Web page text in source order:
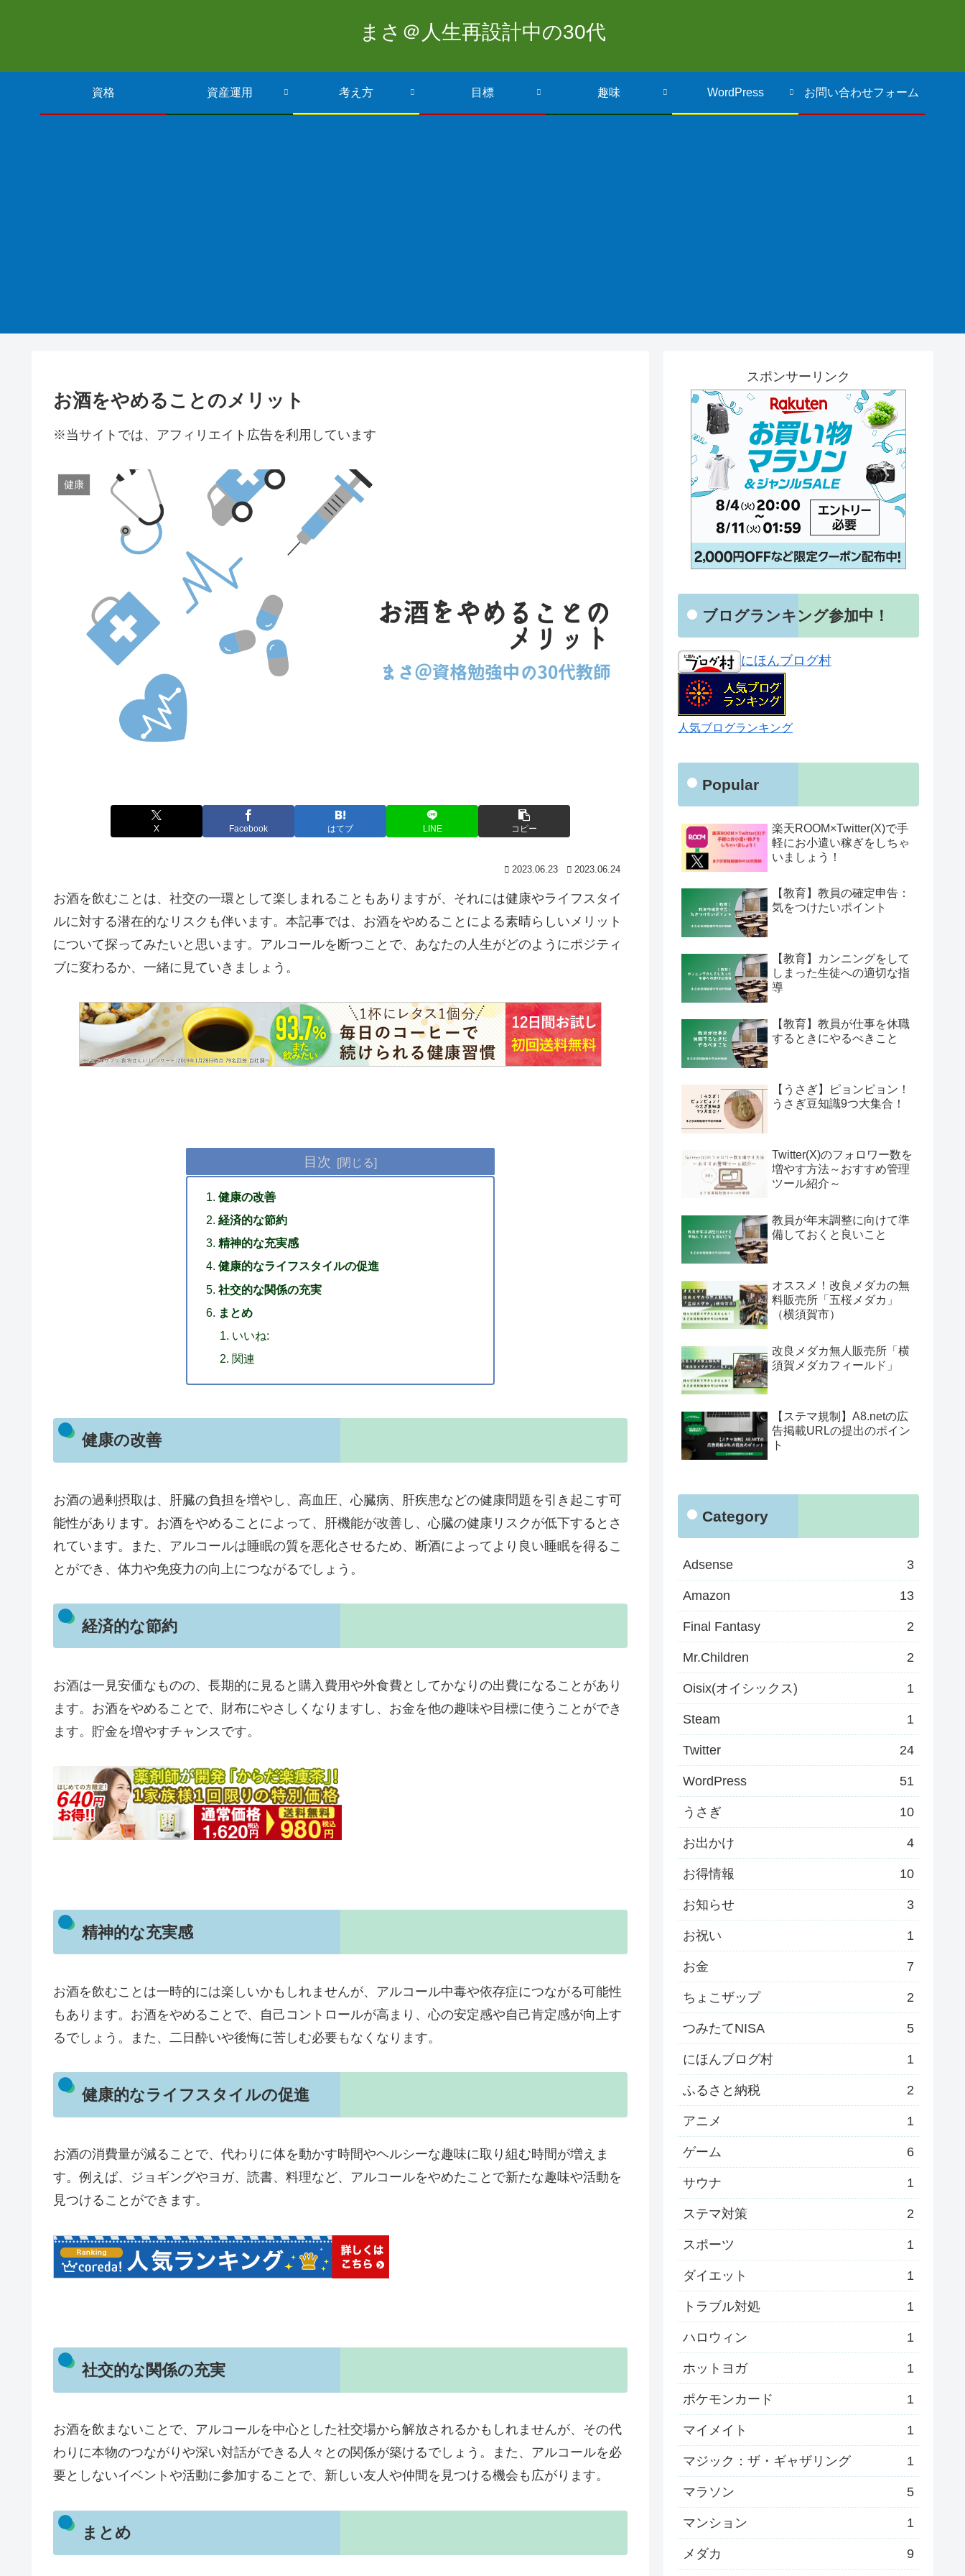
まさ＠人生再設計中の30代
資格 資産運用 考え方 目標 趣味 WordPress お問い合わせフォーム
お酒をやめることのメリット
※当サイトでは、アフィリエイト広告を利用しています
健康
X Facebook はてブ LINE コピー
2023.06.23 2023.06.24
お酒を飲むことは、社交の一環として楽しまれることもありますが、それには健康やライフスタイ
ルに対する潜在的なリスクも伴います。本記事では、お酒をやめることによる素晴らしいメリット
について探ってみたいと思います。アルコールを断つことで、あなたの人生がどのようにポジティ
ブに変わるか、一緒に見ていきましょう。
目次
健康の改善
経済的な節約
精神的な充実感
健康的なライフスタイルの促進
社交的な関係の充実
まとめ
いいね:
関連
健康の改善
お酒の過剰摂取は、肝臓の負担を増やし、高血圧、心臓病、肝疾患などの健康問題を引き起こす可
能性があります。お酒をやめることによって、肝機能が改善し、心臓の健康リスクが低下するとさ
れています。また、アルコールは睡眠の質を悪化させるため、断酒によってより良い睡眠を得るこ
とができ、体力や免疫力の向上につながるでしょう。
経済的な節約
お酒は一見安価なものの、長期的に見ると購入費用や外食費としてかなりの出費になることがあり
ます。お酒をやめることで、財布にやさしくなりますし、お金を他の趣味や目標に使うことができ
ます。貯金を増やすチャンスです。
精神的な充実感
お酒を飲むことは一時的には楽しいかもしれませんが、アルコール中毒や依存症につながる可能性
もあります。お酒をやめることで、自己コントロールが高まり、心の安定感や自己肯定感が向上す
るでしょう。また、二日酔いや後悔に苦しむ必要もなくなります。
健康的なライフスタイルの促進
お酒の消費量が減ることで、代わりに体を動かす時間やヘルシーな趣味に取り組む時間が増えま
す。例えば、ジョギングやヨガ、読書、料理など、アルコールをやめたことで新たな趣味や活動を
見つけることができます。
社交的な関係の充実
お酒を飲まないことで、アルコールを中心とした社交場から解放されるかもしれませんが、その代
わりに本物のつながりや深い対話ができる人々との関係が築けるでしょう。また、アルコールを必
要としないイベントや活動に参加することで、新しい友人や仲間を見つける機会も広がります。
まとめ
スポンサーリンク
ブログランキング参加中！
にほんブログ村
人気ブログランキング
Popular
楽天ROOM×Twitter(X)で手
軽にお小遣い稼ぎをしちゃ
いましょう！
【教育】教員の確定申告：
気をつけたいポイント
【教育】カンニングをして
しまった生徒への適切な指
導
【教育】教員が仕事を休職
するときにやるべきこと
【うさぎ】ピョンピョン！
うさぎ豆知識9つ大集合！
Twitter(X)のフォロワー数を
増やす方法～おすすめ管理
ツール紹介～
教員が年末調整に向けて準
備しておくと良いこと
オススメ！改良メダカの無
料販売所「五桜メダカ」
（横須賀市）
改良メダカ無人販売所「横
須賀メダカフィールド」
【ステマ規制】A8.netの広
告掲載URLの提出のポイン
ト
Category
Adsense 3
Amazon 13
Final Fantasy 2
Mr.Children 2
Oisix(オイシックス) 1
Steam 1
Twitter 24
WordPress 51
うさぎ 10
お出かけ 4
お得情報 10
お知らせ 3
お祝い 1
お金 7
ちょこザップ 2
つみたてNISA 5
にほんブログ村 1
ふるさと納税 2
アニメ 1
ゲーム 6
サウナ 1
ステマ対策 2
スポーツ 1
ダイエット 1
トラブル対処 1
ハロウィン 1
ホットヨガ 1
ポケモンカード 1
マイメイト 1
マジック：ザ・ギャザリング 1
マラソン 5
マンション 1
メダカ 9